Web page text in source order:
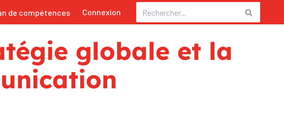
de compétences Connexion
globale et la